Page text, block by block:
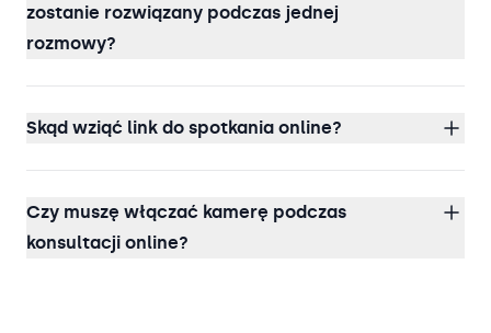
zostanie rozwiązany podczas jednej
rozmowy?
Skąd wziąć link do spotkania online?
Czy muszę włączać kamerę podczas
konsultacji online?